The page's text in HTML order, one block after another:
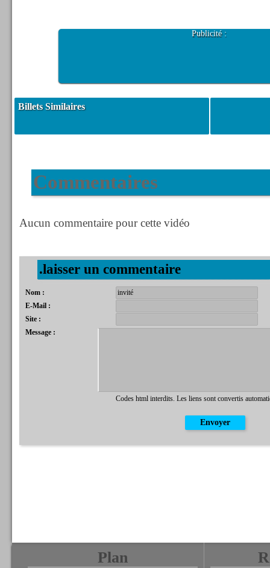
Publicité :
Billets Similaires
Commentaires
Aucun commentaire pour cette vidéo
.laisser un commentaire
Nom :
E-Mail :
Site :
Message :
Codes html interdits. Les liens sont convertis
Plan